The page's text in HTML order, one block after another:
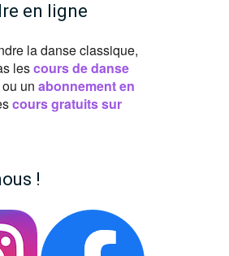
en ligne
la danse classique,
lescours de danse
un abonnement en
cours gratuits sur
!